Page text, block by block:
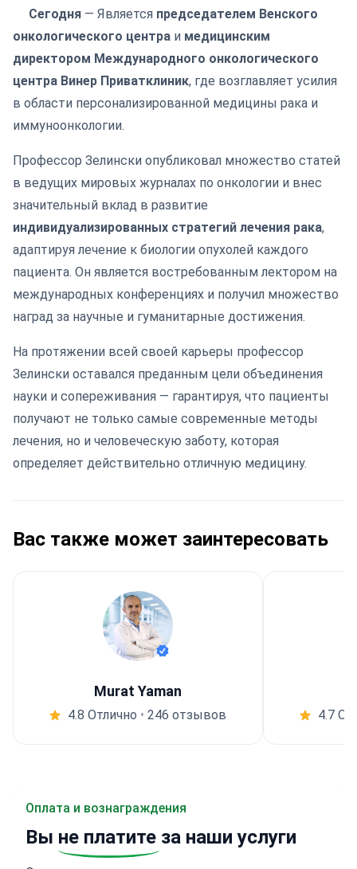
Сегодня — Является председателем Венского
онкологического центра и медицинским
директором Международного онкологического
центра Винер Приватклиник, где возглавляет усилия
в области персонализированной медицины рака и
иммуноонкологии.
Профессор Зелински опубликовал множество статей
в ведущих мировых журналах по онкологии и внес
значительный вклад в развитие
индивидуализированных стратегий лечения рака,
адаптируя лечение к биологии опухолей каждого
пациента. Он является востребованным лектором на
международных конференциях и получил множество
наград за научные и гуманитарные достижения.
На протяжении всей своей карьеры профессор
Зелински оставался преданным цели объединения
науки и сопереживания — гарантируя, что пациенты
получают не только самые современные методы
лечения, но и человеческую заботу, которая
определяет действительно отличную медицину.
Вас также может заинтересовать
Murat Yaman
4.8 Отлично • 246 отзывов 4.7
Оплата и вознаграждения
Вы не платите за наши услуги